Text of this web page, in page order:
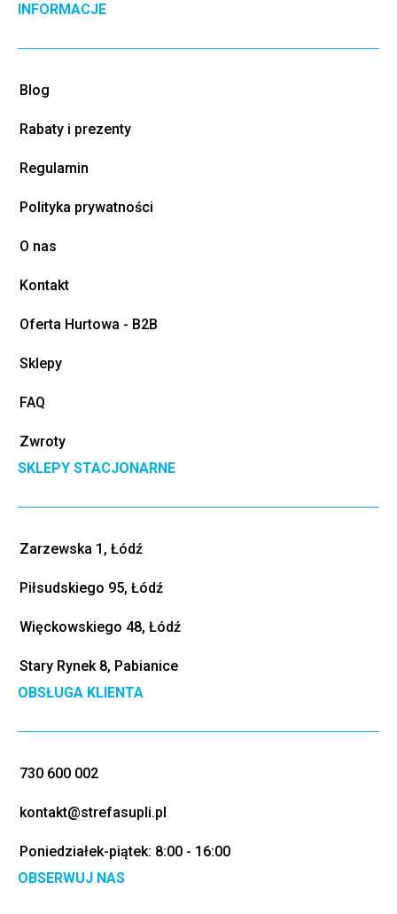
INFORMACJE
Blog
Rabaty i prezenty
Regulamin
Polityka prywatności
O nas
Kontakt
Oferta Hurtowa - B2B
Sklepy
FAQ
Zwroty
SKLEPY STACJONARNE
Zarzewska 1, Łódź
Piłsudskiego 95, Łódź
Więckowskiego 48, Łódź
Stary Rynek 8, Pabianice
OBSŁUGA KLIENTA
730 600 002
kontakt@strefasupli.pl
Poniedziałek-piątek: 8:00 - 16:00
OBSERWUJ NAS